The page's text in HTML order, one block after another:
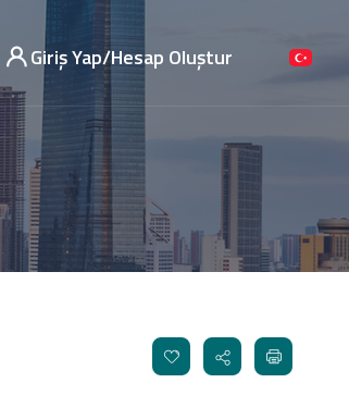
Giriş Yap/Hesap Oluştur